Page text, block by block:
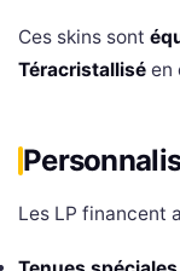
Ces skins sont
Téracristallisé en
Les LP financent